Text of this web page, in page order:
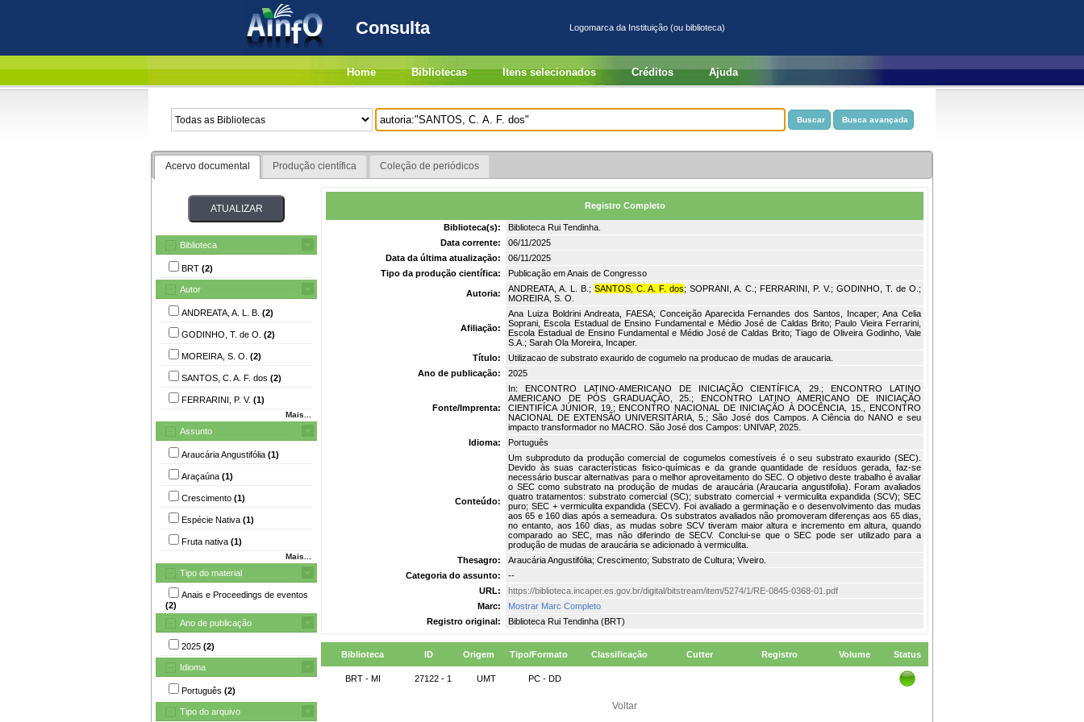
Consulta Logomarca da Instituição (ou biblioteca)
Home Bibliotecas Itens selecionados Créditos Ajuda
Acervo documental Produção científica Coleção de periódicos
Biblioteca
BRT (2)
Autor
ANDREATA, A. L. B. (2)
GODINHO, T. de O. (2)
MOREIRA, S. O. (2)
SANTOS, C. A. F. dos (2)
FERRARINI, P. V. (1)
Mais...
Assunto
Araucária Angustifólia (1)
Araçaúna (1)
Crescimento (1)
Espécie Nativa (1)
Fruta nativa (1)
Mais...
Tipo do material
Anais e Proceedings de eventos
(2)
Ano de publicação
2025 (2)
Idioma
Português (2)
Tipo do arquivo
Registro Completo
Biblioteca(s):
Biblioteca Rui Tendinha.
Data corrente:
06/11/2025
Data da última atualização:
06/11/2025
Tipo da produção científica:
Publicação em Anais de Congresso
Autoria: ANDREATA, A. L. B.; SANTOS, C. A. F. dos; SOPRANI, A. C.; FERRARINI, P. V.; GODINHO, T. de O.;
MOREIRA, S. O.
Afiliação:
Ana Luiza Boldrini Andreata, FAESA; Conceição Aparecida Fernandes dos Santos, Incaper; Ana Celia
Soprani, Escola Estadual de Ensino Fundamental e Médio José de Caldas Brito; Paulo Vieira Ferrarini,
Escola Estadual de Ensino Fundamental e Médio José de Caldas Brito; Tiago de Oliveira Godinho, Vale
S.A.; Sarah Ola Moreira, Incaper.
Título:
Utilizacao de substrato exaurido de cogumelo na producao de mudas de araucaria.
Ano de publicação:
2025
Fonte/Imprenta:
In: ENCONTRO LATINO-AMERICANO DE INICIAÇÃO CIENTÍFICA, 29.; ENCONTRO LATINO
AMERICANO DE PÓS GRADUAÇÃO, 25.; ENCONTRO LATINO AMERICANO DE INICIAÇÃO
CIENTIFÍCA JÚNIOR, 19.; ENCONTRO NACIONAL DE INICIAÇÃO À DOCÊNCIA, 15., ENCONTRO
NACIONAL DE EXTENSÃO UNIVERSITÁRIA, 5.; São José dos Campos. A Ciência do NANO e seu
impacto transformador no MACRO. São José dos Campos: UNIVAP, 2025.
Idioma:
Português
Conteúdo:
Um subproduto da produção comercial de cogumelos comestíveis é o seu substrato exaurido (SEC).
Devido às suas características fisico-químicas e da grande quantidade de resíduos gerada, faz-se
necessário buscar alternativas para o melhor aproveitamento do SEC. O objetivo deste trabalho é avaliar
o SEC como substrato na produção de mudas de araucária (Araucaria angustifolia). Foram avaliados
quatro tratamentos: substrato comercial (SC); substrato comercial + vermiculita expandida (SCV); SEC
puro; SEC + vermiculita expandida (SECV). Foi avaliado a germinação e o desenvolvimento das mudas
aos 65 e 160 dias após a semeadura. Os substratos avaliados não promoveram diferenças aos 65 dias,
no entanto, aos 160 dias, as mudas sobre SCV tiveram maior altura e incremento em altura, quando
comparado ao SEC, mas não diferindo de SECV. Conclui-se que o SEC pode ser utilizado para a
produção de mudas de araucária se adicionado à vermiculita.
Thesagro:
Araucária Angustifólia; Crescimento; Substrato de Cultura; Viveiro.
Categoria do assunto:
--
URL:
https://biblioteca.incaper.es.gov.br/digital/bitstream/item/5274/1/RE-0845-0368-01.pdf
Marc:
Mostrar Marc Completo
Registro original:
Biblioteca Rui Tendinha (BRT)
Biblioteca ID Origem Tipo/Formato Classificação Cutter Registro Volume Status
BRT - MI 27122 - 1 UMT PC - DD
Voltar